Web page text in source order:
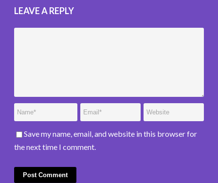
LEAVE A REPLY
Save my name, email, and website in this browser for
the next time I comment.